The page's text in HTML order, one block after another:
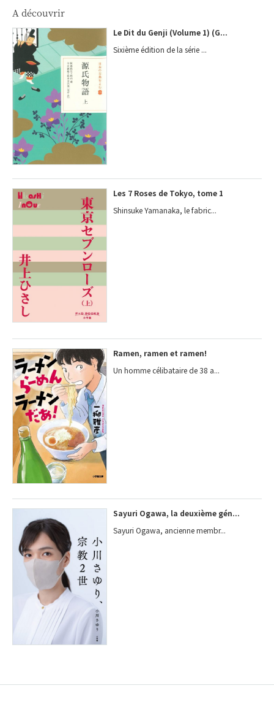
A découvrir
Le Dit du Genji (Volume 1) (G...
Sixième édition de la série ...
Les 7 Roses de Tokyo, tome 1
Shinsuke Yamanaka, le fabric...
Ramen, ramen et ramen!
Un homme célibataire de 38 a...
Sayuri Ogawa, la deuxième gén...
Sayuri Ogawa, ancienne membr...